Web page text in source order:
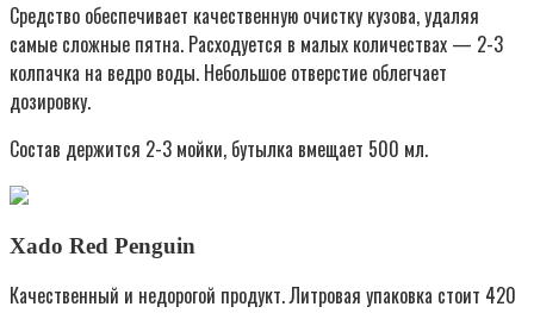
Средство обеспечивает качественную очистку кузова, удаляя
самые сложные пятна. Расходуется в малых количествах — 2-3
колпачка на ведро воды. Небольшое отверстие облегчает
дозировку.
Состав держится 2-3 мойки, бутылка вмещает 500 мл.
Xado Red Penguin
Качественный и недорогой продукт. Литровая упаковка стоит 420